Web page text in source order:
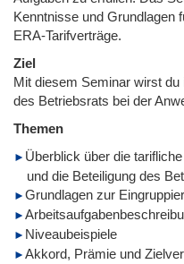
Kenntnisse und Grundlagen
ERA-Tarifverträge.
Ziel
Mit diesem Seminar wirst
des Betriebsrats bei der
Themen
Überblick über die
und die Beteiligung des
Grundlagen zur
Niveaubeispiele
Akkord, Prämie und